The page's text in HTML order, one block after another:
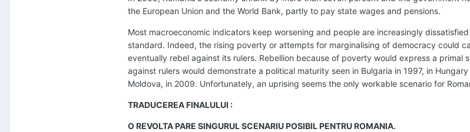
the European Union and the World Bank, partly to pay state wages and pensions.
Most macroeconomic indicators keep worsening and people are increasingly
standard. Indeed, the rising poverty or attempts for marginalising of democracy could
eventually rebel against its rulers. Rebellion because of poverty would express a primal
against rulers would demonstrate a political maturity seen in Bulgaria in 1997, in
Moldova, in 2009. Unfortunately, an uprising seems the only workable scenario for
TRADUCEREA FINALULUI :
O REVOLTA PARE SINGURUL SCENARIU POSIBIL PENTRU ROMANIA.